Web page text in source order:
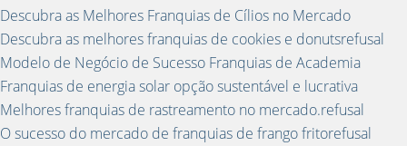
Descubra as Melhores Franquias de Cílios no Mercado
Descubra as melhores franquias de cookies e donutsrefusal
Modelo de Negócio de Sucesso Franquias de Academia
Franquias de energia solar opção sustentável e lucrativa
Melhores franquias de rastreamento no mercado.refusal
O sucesso do mercado de franquias de frango fritorefusal